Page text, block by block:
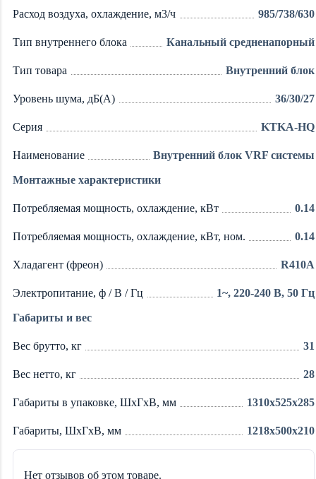
Расход воздуха, охлаждение, м3/ч 985/738/630
Тип внутреннего блока Канальный средненапорный
Тип товара Внутренний блок
Уровень шума, дБ(А) 36/30/27
Серия KTKA-HQ
Наименование Внутренний блок VRF системы
Монтажные характеристики
Потребляемая мощность, охлаждение, кВт 0.14
Потребляемая мощность, охлаждение, кВт, ном. 0.14
Хладагент (фреон) R410A
Электропитание, ф / В / Гц 1~, 220-240 В, 50 Гц
Габариты и вес
Вес брутто, кг 31
Вес нетто, кг 28
Габариты в упаковке, ШхГхВ, мм 1310x525x285
Габариты, ШхГхВ, мм 1218x500x210
Нет отзывов об этом товаре.